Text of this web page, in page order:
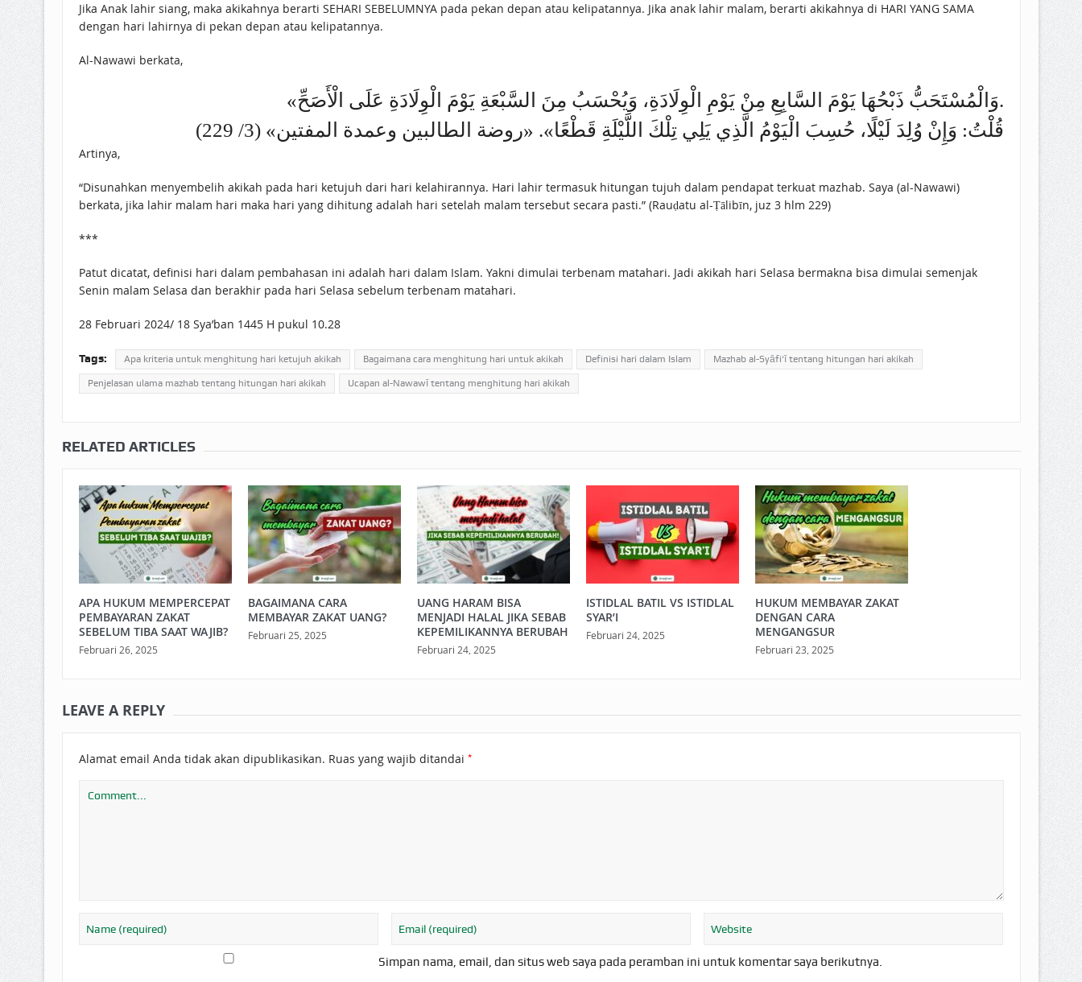
Jika Anak lahir siang, maka akikahnya berarti SEHARI SEBELUMNYA pada pekan depan atau kelipatannya. Jika anak lahir malam, berarti akikahnya di HARI YANG SAMA
dengan hari lahirnya di pekan depan atau kelipatannya.
Al-Nawawi berkata,
«وَالْمُسْتَحَبُّ ذَبْحُهَا يَوْمَ السَّابِعِ مِنْ يَوْمِ الْوِلَادَةِ، وَيُحْسَبُ مِنَ السَّبْعَةِ يَوْمَ الْوِلَادَةِ عَلَى الْأَصَحِّ.
قُلْتُ: ‌وَإِنْ ‌وُلِدَ ‌لَيْلًا، حُسِبَ الْيَوْمُ الَّذِي يَلِي تِلْكَ اللَّيْلَةِ قَطْعًا». «روضة الطالبين وعمدة المفتين» (3/ 229)
Artinya,
“Disunahkan menyembelih akikah pada hari ketujuh dari hari kelahirannya. Hari lahir termasuk hitungan tujuh dalam pendapat terkuat mazhab. Saya (al-Nawawi)
berkata, jika lahir malam hari maka hari yang dihitung adalah hari setelah malam tersebut secara pasti.” (Rauḍatu al-Ṭālibīn, juz 3 hlm 229)
***
Patut dicatat, definisi hari dalam pembahasan ini adalah hari dalam Islam. Yakni dimulai terbenam matahari. Jadi akikah hari Selasa bermakna bisa dimulai semenjak
Senin malam Selasa dan berakhir pada hari Selasa sebelum terbenam matahari.
28 Februari 2024/ 18 Sya’ban 1445 H pukul 10.28
Tags: Apa kriteria untuk menghitung hari ketujuh akikah Bagaimana cara menghitung hari untuk akikah Definisi hari dalam Islam Mazhab al-Syāfi‘ī tentang hitungan hari akikah
Penjelasan ulama mazhab tentang hitungan hari akikah Ucapan al-Nawawī tentang menghitung hari akikah
RELATED ARTICLES
APA HUKUM MEMPERCEPAT
PEMBAYARAN ZAKAT
SEBELUM TIBA SAAT WAJIB?
Februari 26, 2025
BAGAIMANA CARA
MEMBAYAR ZAKAT UANG?
Februari 25, 2025
UANG HARAM BISA
MENJADI HALAL JIKA SEBAB
KEPEMILIKANNYA BERUBAH
Februari 24, 2025
ISTIDLAL BATIL VS ISTIDLAL
SYAR’I
Februari 24, 2025
HUKUM MEMBAYAR ZAKAT
DENGAN CARA
MENGANGSUR
Februari 23, 2025
LEAVE A REPLY
Alamat email Anda tidak akan dipublikasikan. Ruas yang wajib ditandai *
Simpan nama, email, dan situs web saya pada peramban ini untuk komentar saya berikutnya.